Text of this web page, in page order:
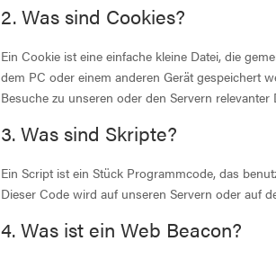
2. Was sind Cookies?
Ein Cookie ist eine einfache kleine Datei, die
dem PC oder einem anderen Gerät gespeichert
Besuche zu unseren oder den Servern
3. Was sind Skripte?
Ein Script ist ein Stück Programmcode, das
Dieser Code wird auf unseren Servern oder auf
4. Was ist ein Web Beacon?